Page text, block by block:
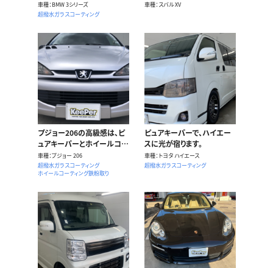
車種 BMW 3シリーズ
超撥水ガラスコーティング
車種 スバル XV
プジョー206の高級感は、ピ
ュアキーパーとホイールコー
ティングでキープ！
車種 プジョー 206
超撥水ガラスコーティング
ホイールコーティング鉄粉取り
ピュアキーパーで、ハイエー
スに光が宿ります。
車種 トヨタ ハイエース
超撥水ガラスコーティング